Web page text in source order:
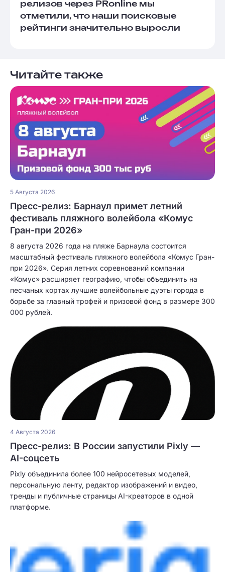
релизов через PRonline мы
отметили, что наши поисковые
рейтинги значительно выросли
Читайте также
5 Августа 2026
Пресс-релиз: Барнаул примет летний
фестиваль пляжного волейбола «Комус
Гран-при 2026»
8 августа 2026 года на пляже Барнаула состоится
масштабный фестиваль пляжного волейбола «Комус Гран-
при 2026». Серия летних соревнований компании
«Комус» расширяет географию, чтобы объединить на
песчаных кортах лучшие волейбольные дуэты города в
борьбе за главный трофей и призовой фонд в размере 300
000 рублей.
4 Августа 2026
Пресс-релиз: В России запустили Pixly —
AI-соцсеть
Pixly объединила более 100 нейросетевых моделей,
персональную ленту, редактор изображений и видео,
тренды и публичные страницы AI-креаторов в одной
платформе.